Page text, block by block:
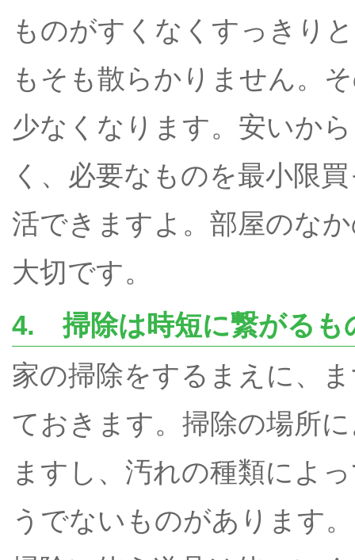
ものがすくなくすっきり
もそも散らかりません。
少なくなります。安いか
く、必要なものを最小限
活できますよ。部屋のな
大切です。
4. 掃除は時短に繋がるも
家の掃除をするまえに、
ておきます。掃除の場所
ますし、汚れの種類によ
うでないものがあります。